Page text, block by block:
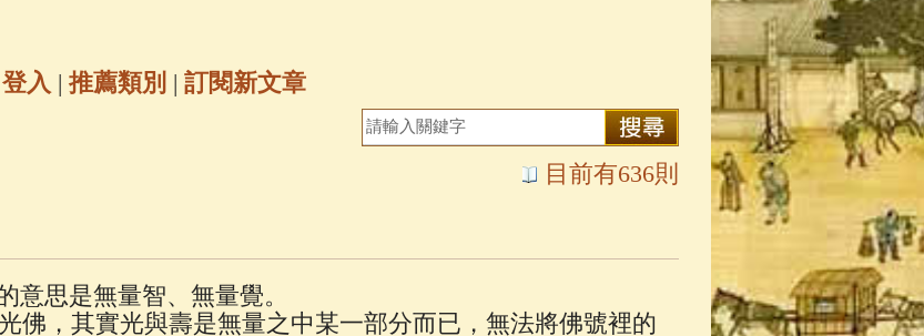
六字大明咒(81) 大悲咒(72)
痔(腫瘤)病經(27) 助念機 App(3)
登入 | 推薦類別 | 訂閱新文章
目前有636則
意思是無量智、無量覺。
佛，其實光與壽是無量之中某一部分而已，無法將佛號裡的